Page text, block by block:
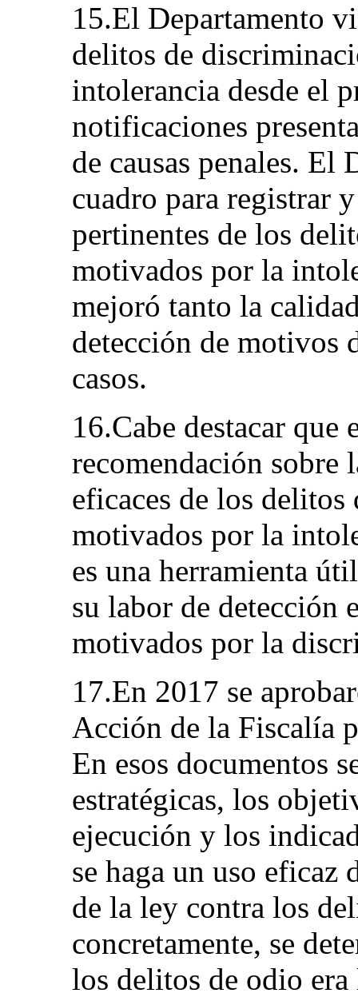
15.El Departamento
delitos de
intolerancia desde el
notificaciones
de causas penales. El
cuadro para registrar
pertinentes de los
motivados por la
mejoró tanto la
detección de motivos
casos.
16.Cabe destacar que
recomendación sobre
eficaces de los
motivados por la
es una herramienta
su labor de detección
motivados por la
17.En 2017 se
Acción de la Fiscalía
En esos documentos
estratégicas, los
ejecución y los
se haga un uso eficaz
de la ley contra los
concretamente, se
los delitos de odio